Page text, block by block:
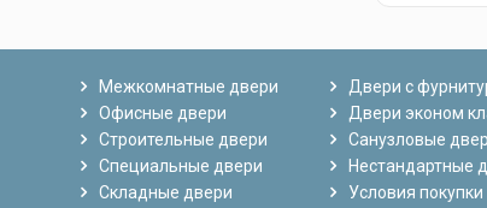
Межкомнатные двери
Офисные двери
Строительные двери
Специальные двери
Складные двери
Двери с
Двери эконом
Санузловые
Нестандартные
Условия покупки